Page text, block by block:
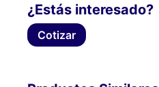
¿Estás interesado?
Cotizar